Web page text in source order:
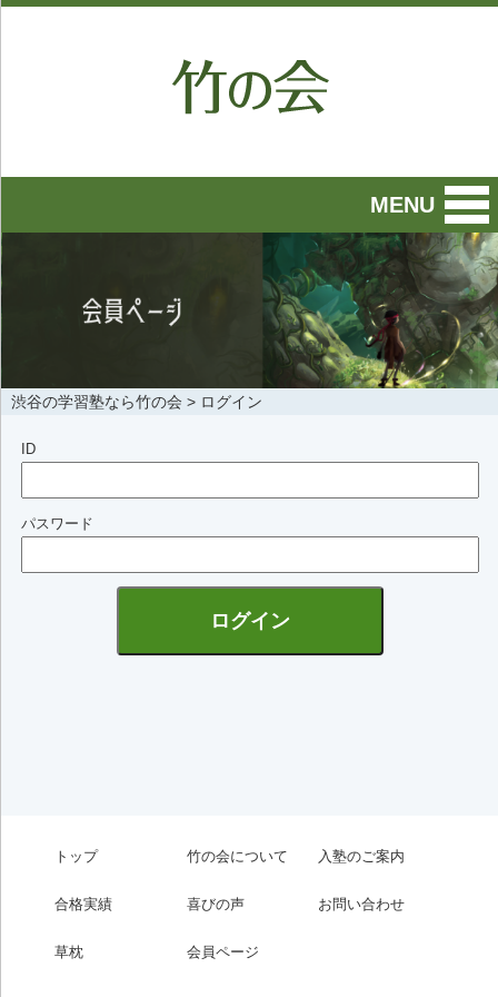
MENU
渋谷の学習塾なら竹の会 > ログイン
ID
パスワード
トップ 竹の会について 入塾のご案内
合格実績 喜びの声 お問い合わせ
草枕 会員ページ